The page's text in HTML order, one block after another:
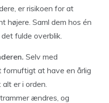
er risikoen for at
højere. Saml dem hos én
fulde overblik.
Selv med
at have en årlig
er i orden.
ændres, og